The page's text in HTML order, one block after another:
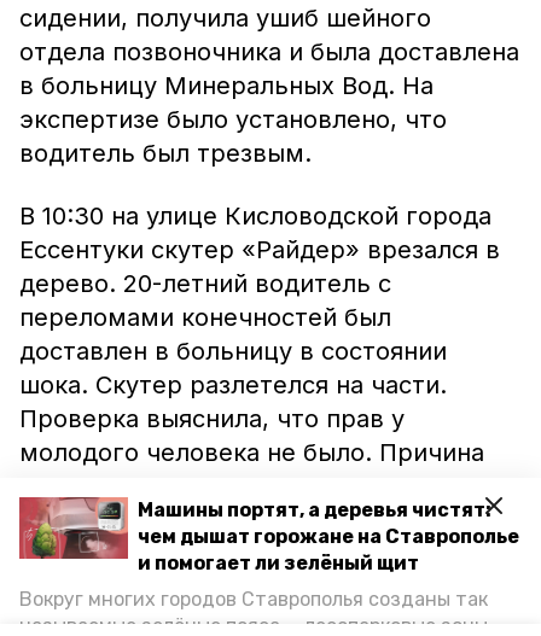
Машины портят, а деревья чистят:
чем дышат горожане на Ставрополье
и помогает ли зелёный щит
Вокруг многих городов Ставрополья созданы так
называемые зелёные пояса — лесопарковые зоны,
сидении, получила ушиб шейного
отдела позвоночника и была доставлена
в больницу Минеральных Вод. На
экспертизе было установлено, что
водитель был трезвым.
В 10:30 на улице Кисловодской города
Ессентуки скутер «Райдер» врезался в
дерево. 20-летний водитель с
переломами конечностей был
доставлен в больницу в состоянии
шока. Скутер разлетелся на части.
Проверка выяснила, что прав у
молодого человека не было. Причина
скорости, считают специалисты.
водитель сбил пенсионерку. Пожилая